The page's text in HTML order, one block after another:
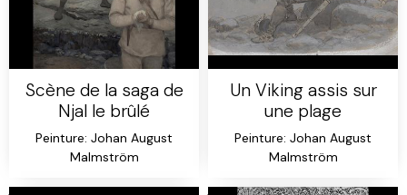
Scène de la saga de
Njal le brûlé
Peinture: Johan August
Malmström
Un Viking assis sur
une plage
Peinture: Johan August
Malmström